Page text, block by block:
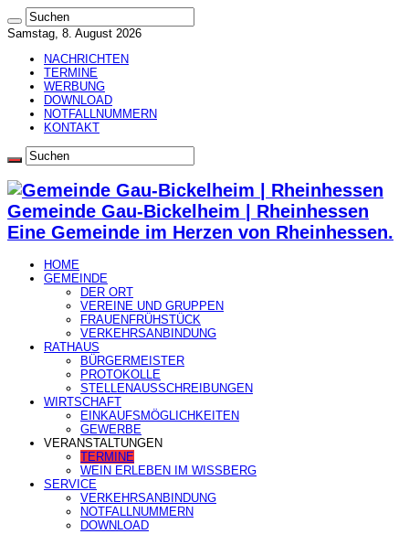
Samstag, 8. August 2026
NACHRICHTEN
TERMINE
WERBUNG
DOWNLOAD
NOTFALLNUMMERN
KONTAKT
Gemeinde Gau-Bickelheim | Rheinhessen
Eine Gemeinde im Herzen von Rheinhessen.
HOME
GEMEINDE
DER ORT
VEREINE UND GRUPPEN
FRAUENFRÜHSTÜCK
VERKEHRSANBINDUNG
RATHAUS
BÜRGERMEISTER
PROTOKOLLE
STELLENAUSSCHREIBUNGEN
WIRTSCHAFT
EINKAUFSMÖGLICHKEITEN
GEWERBE
VERANSTALTUNGEN
TERMINE
WEIN ERLEBEN IM WISSBERG
SERVICE
VERKEHRSANBINDUNG
NOTFALLNUMMERN
DOWNLOAD